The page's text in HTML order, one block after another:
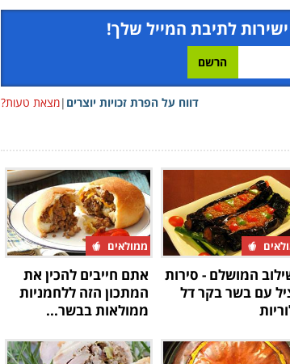
לתיבת המייל שלך!
מצאת טעות?| דווח על הפרת זכויות יוצרים
המושלם - סירות
עם בשר בקר דל
ממולאים
אתם חייבים להכין את
המתכון הזה ללחמניות
ממולאות בבשר...